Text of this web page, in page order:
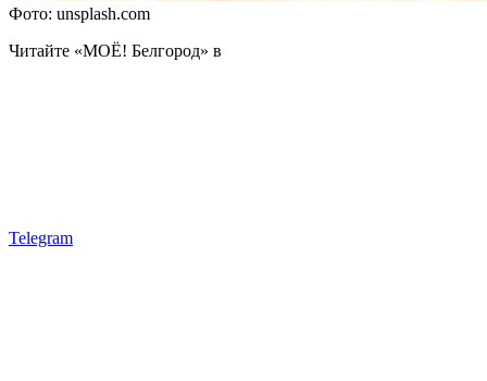
Фото: unsplash.com
Читайте «МОЁ! Белгород» в
Telegram